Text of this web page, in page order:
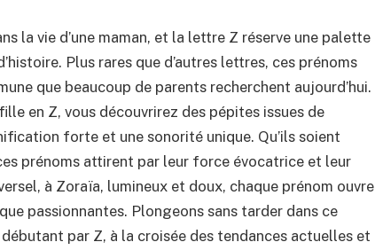
la vie d’une maman, et la lettre Z réserve une palette
Plus rares que d’autres lettres, ces prénoms
que beaucoup de parents recherchent aujourd’hui.
en Z, vous découvrirez des pépites issues de
forte et une sonorité unique. Qu’ils soient
prénoms attirent par leur force évocatrice et leur
à Zoraïa, lumineux et doux, chaque prénom ouvre
passionnantes. Plongeons sans tarder dans ce
par Z, à la croisée des tendances actuelles et